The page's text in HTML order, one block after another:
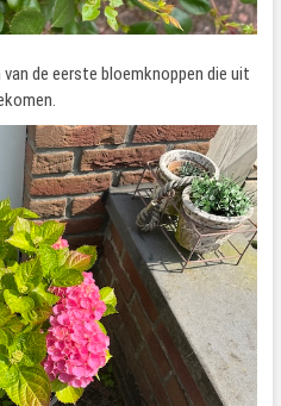
de eerste bloemknoppen die uit